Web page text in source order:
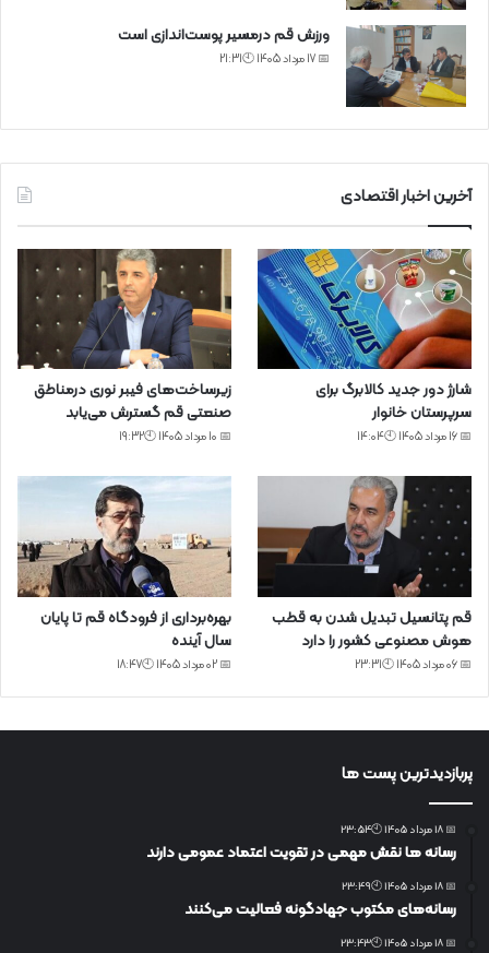
ورزش قم درمسیر پوست‌اندازی است
📅 17 مرداد 1405 🕙21:31
آخرین اخبار اقتصادی
شارژ دور جدید کالابرگ برای
سرپرستان خانوار
📅 16 مرداد 1405 🕙14:04
زیرساخت‌های فیبر نوری درمناطق
صنعتی قم گسترش می‌یابد
📅 10 مرداد 1405 🕙19:32
قم پتانسیل تبدیل شدن به قطب
هوش مصنوعی کشور را دارد
📅 06 مرداد 1405 🕙23:31
بهره‌برداری از فرودگاه قم تا پایان
سال آینده
📅 02 مرداد 1405 🕙18:47
پربازدیدترین پست ها
📅 18 مرداد 1405 🕙23:54
رسانه ها نقش مهمی در تقویت اعتماد عمومی دارند
📅 18 مرداد 1405 🕙23:49
رسانه‌های مکتوب جهادگونه فعالیت می‌کنند
📅 18 مرداد 1405 🕙23:43